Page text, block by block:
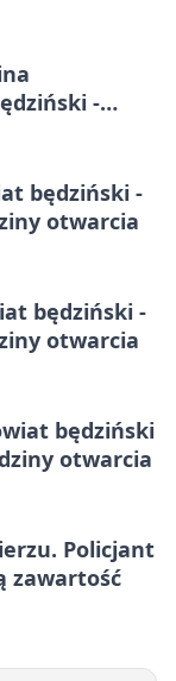
-
będziński -
otwarcia
będziński -
otwarcia
będziński
otwarcia
Policjant
zawartość